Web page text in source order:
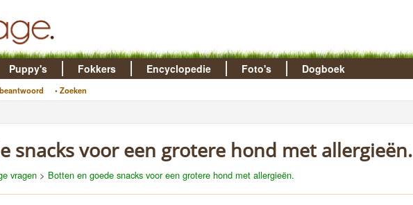
• Zoeken
Puppy's Fokkers Encyclopedie Foto's Dogboek
snacks voor een grotere hond met allergieën.
vragen > Botten en goede snacks voor een grotere hond met allergieën.